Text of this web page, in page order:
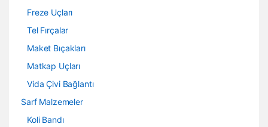
Freze Uçları
Tel Fırçalar
Maket Bıçakları
Matkap Uçları
Vida Çivi Bağlantı
Sarf Malzemeler
Koli Bandı